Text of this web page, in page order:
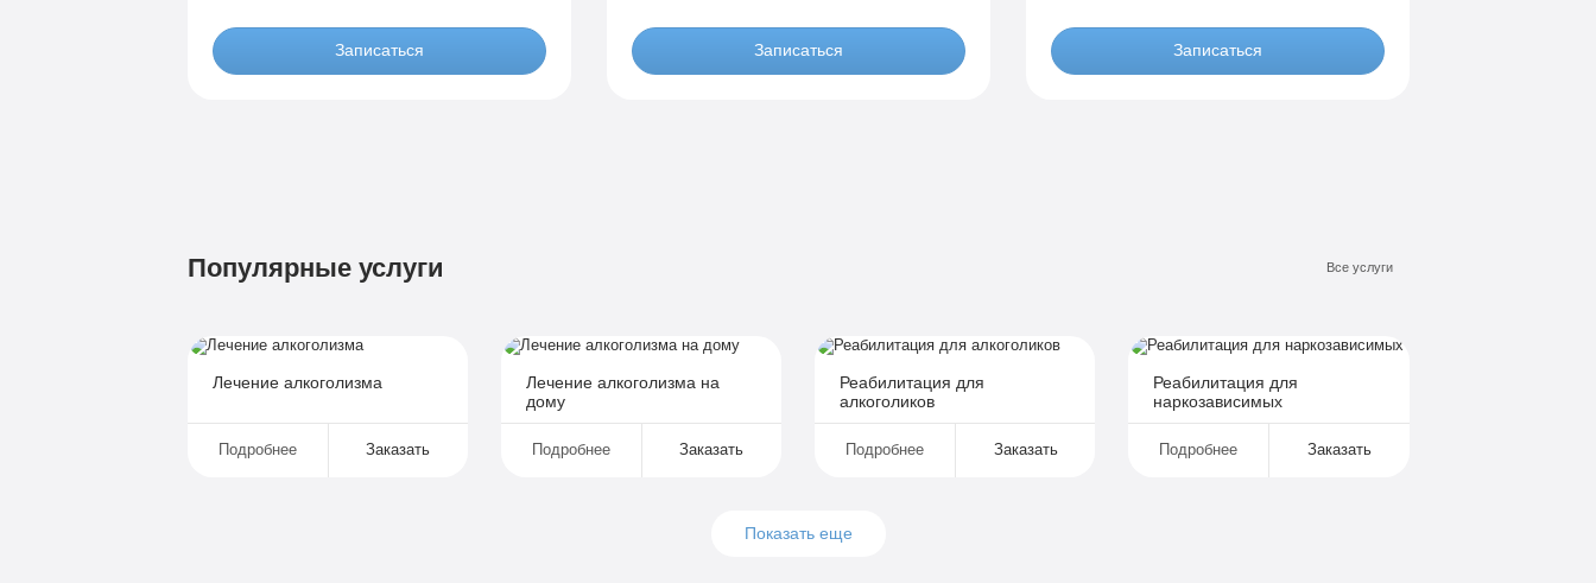
Записаться Записаться Записаться
Детоксикация
Поддержка родственников
Гарантия длительной ремиссии
Сбор анализов
Отслеживание динамики
от 3-х капельниц в день
Популярные услуги Все услуги
Лечение алкоголизма
Подробнее Заказать
Лечение алкоголизма на
дому
Подробнее Заказать
Реабилитация для
алкоголиков
Подробнее Заказать
Реабилитация для
наркозависимых
Подробнее Заказать
Показать еще